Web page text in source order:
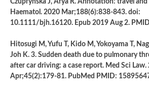
Czuprynska J, Arya R. Annotation: travel
Haematol. 2020 Mar;188(6):838-843. doi:
10.1111/bjh.16120. Epub 2019 Aug 2.
Hitosugi M, Yufu T, Kido M, Yokoyama T,
Joh K. 3. Sudden death due to pulmonary
after car driving: a case report. Med Sci Law.
Apr;45(2):179-81. PubMed PMID: